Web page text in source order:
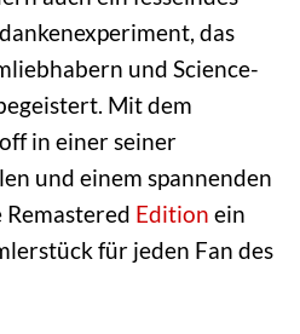
das
und Science-
Mit dem
in einer seiner
und einem spannenden
Edition ein
für jeden Fan des